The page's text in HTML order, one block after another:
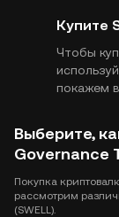
Купите
Чтобы
покажем
Выберите,
Governance
Покупка
рассмотрим
(SWELL).